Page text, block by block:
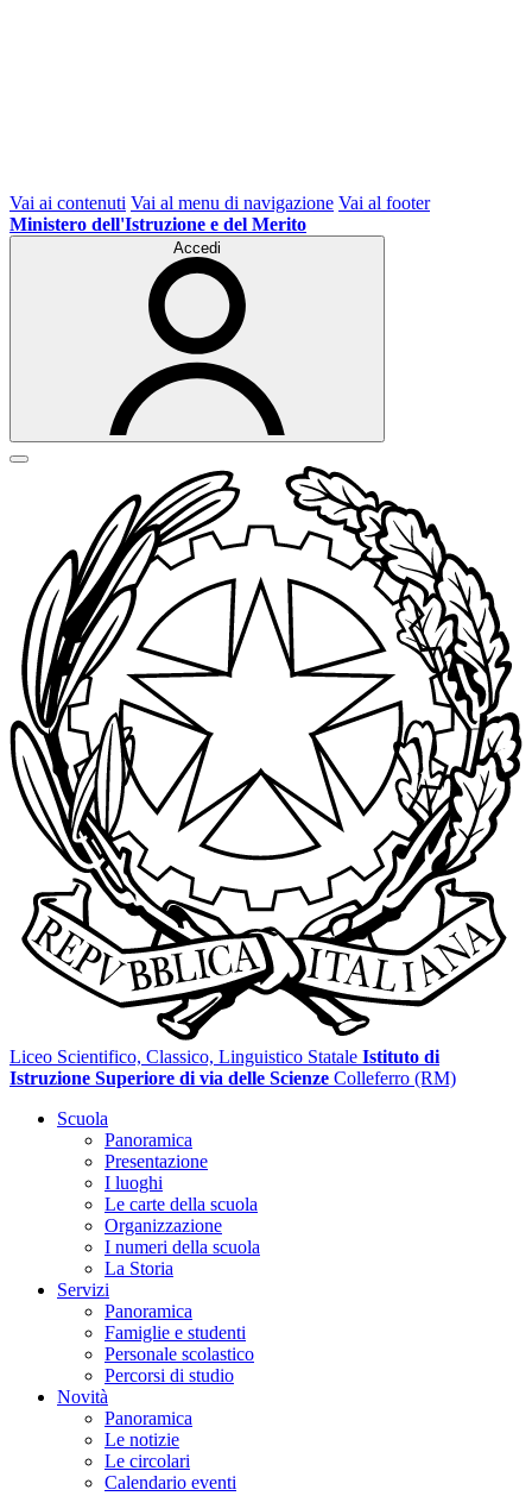
Vai ai contenuti Vai al menu di navigazione Vai al footer
Ministero dell'Istruzione e del Merito
Accedi
Liceo Scientifico, Classico, Linguistico Statale Istituto di
Istruzione Superiore di via delle Scienze Colleferro (RM)
Scuola
Panoramica
Presentazione
I luoghi
Le carte della scuola
Organizzazione
I numeri della scuola
La Storia
Servizi
Panoramica
Famiglie e studenti
Personale scolastico
Percorsi di studio
Novità
Panoramica
Le notizie
Le circolari
Calendario eventi